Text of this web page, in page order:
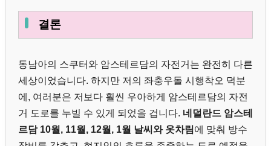
결론
동남아의 스쿠터와 암스테르담의 자전거는 완전히 다른
세상이었습니다. 하지만 저의 좌충우돌 시행착오 덕분
에, 여러분은 저보다 훨씬 우아하게 암스테르담의 자전
거 도로를 누빌 수 있게 되었을 겁니다. 네덜란드 암스테
르담 10월, 11월, 12월, 1월 날씨와 옷차림에 맞춰 방수